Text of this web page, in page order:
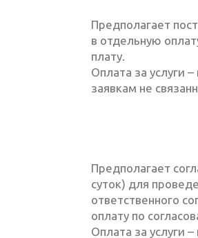
Предполагает
в отдельную
плату.
Оплата за услуги
заявкам не
Предполагает
суток) для
ответственного
оплату по
Оплата за услуги